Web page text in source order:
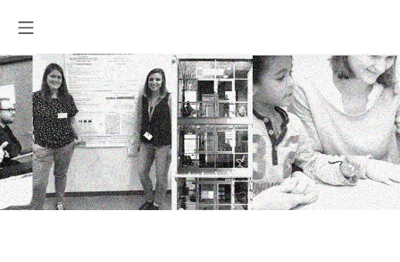
Inhalt
springen
Mobile Menü